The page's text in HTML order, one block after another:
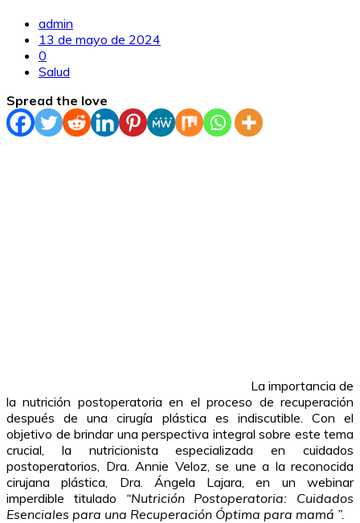
admin
13 de mayo de 2024
0
Salud
Spread the love
La importancia de
la nutrición postoperatoria en el proceso de recuperación
después de una cirugía plástica es indiscutible. Con el
objetivo de brindar una perspectiva integral sobre este tema
crucial, la nutricionista especializada en cuidados
postoperatorios, Dra. Annie Veloz, se une a la reconocida
cirujana plástica, Dra. Ángela Lajara, en un webinar
imperdible titulado “Nutrición Postoperatoria: Cuidados
Esenciales para una Recuperación Óptima para mamá ”.